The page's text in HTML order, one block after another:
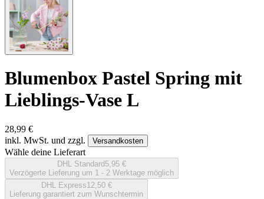
Blumenbox Pastel Spring mit
Lieblings-Vase L
28,99 €
inkl. MwSt. und zzgl.
Versandkosten
Wähle deine Lieferart
DHL Standard5,95 €
Verzögerte Lieferung um 1 - 2 Werktage möglich
DHL Express12,50 €
Lieferung garantiert zum Wunschtermin